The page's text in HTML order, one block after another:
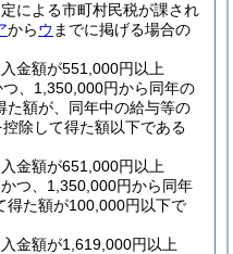
による市町村民税が課され
からウ までに掲げる場合の
金額が551,000円以上
、1,350,000円から同年の
た額が、同年中の給与等の
除して得た額以下である
金額が651,000円以上
つ、1,350,000円から同年
得た額が100,000円以下で
金額が1,619,000円以上